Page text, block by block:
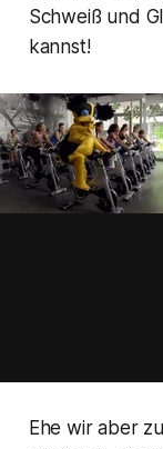
Schweiß und
kannst!
Ehe wir aber